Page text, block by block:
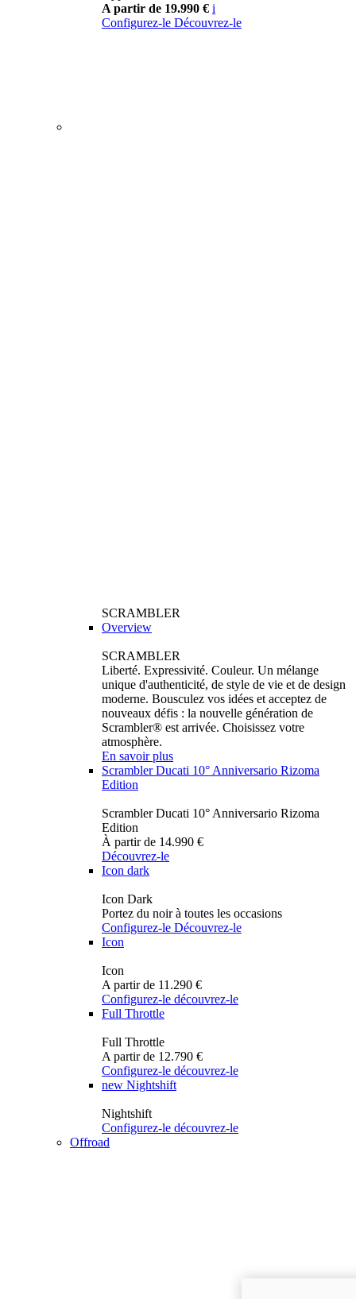
A partir de 19.990 € i
Configurez-le Découvrez-le
SCRAMBLER
Overview
SCRAMBLER
Liberté. Expressivité. Couleur. Un mélange
unique d'authenticité, de style de vie et de design
moderne. Bousculez vos idées et acceptez de
nouveaux défis : la nouvelle génération de
Scrambler® est arrivée. Choisissez votre
atmosphère.
En savoir plus
Scrambler Ducati 10° Anniversario Rizoma
Edition
Scrambler Ducati 10° Anniversario Rizoma
Edition
À partir de 14.990 €
Découvrez-le
Icon dark
Icon Dark
Portez du noir à toutes les occasions
Configurez-le Découvrez-le
Icon
Icon
A partir de 11.290 €
Configurez-le découvrez-le
Full Throttle
Full Throttle
A partir de 12.790 €
Configurez-le découvrez-le
new Nightshift
Nightshift
Configurez-le découvrez-le
Offroad